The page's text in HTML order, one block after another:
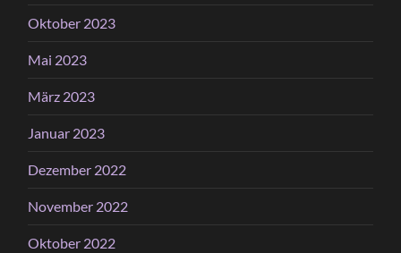
Oktober 2023
Mai 2023
März 2023
Januar 2023
Dezember 2022
November 2022
Oktober 2022